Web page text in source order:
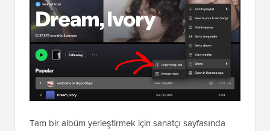
Tam bir albüm yerleştirmek için sanatçı sayfasında